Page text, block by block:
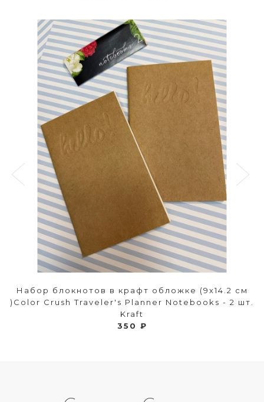
Набор блокнотов в крафт обложке (9х14.2 см
)Color Crush Traveler's Planner Notebooks - 2 шт.
Kraft
350 ₽